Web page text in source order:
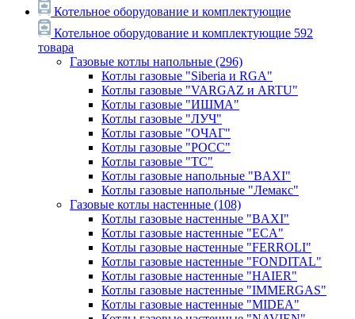
Котельное оборудование и комплектующие
Котельное оборудование и комплектующие 592
товара
Газовые котлы напольные (296)
Котлы газовые "Siberia и RGA"
Котлы газовые "VARGAZ и ARTU"
Котлы газовые "ИШМА"
Котлы газовые "ЛУЧ"
Котлы газовые "ОЧАГ"
Котлы газовые "РОСС"
Котлы газовые "ТС"
Котлы газовые напольные "BAXI"
Котлы газовые напольные "Лемакс"
Газовые котлы настенные (108)
Котлы газовые настенные "BAXI"
Котлы газовые настенные "ECA"
Котлы газовые настенные "FERROLI"
Котлы газовые настенные "FONDITAL"
Котлы газовые настенные "HAIER"
Котлы газовые настенные "IMMERGAS"
Котлы газовые настенные "MIDEA"